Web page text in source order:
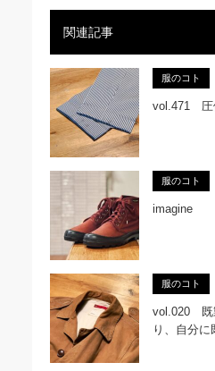
関連記事
服のコト
vol.471 圧
服のコト
imagine
服のコト
vol.020 既
り、自分に